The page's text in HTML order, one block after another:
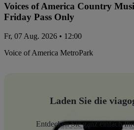
Voices of America Country
Friday Pass Only
Fr, 07 Aug. 2026 • 12:00
Voice of America MetroPark
Laden Sie die
Entdecken Sie ganz einfach